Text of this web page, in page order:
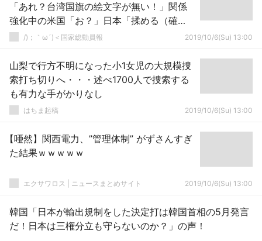
「あれ？台湾国旗の絵文字が無い！」関係
強化中の米国「お？」日本「揉める（確
信」→/)；｀ω´)＜国家総動員報 2019/10/6(Su) 13:00
山梨で行方不明になった小1女児の大規模捜
索打ち切りへ・・・述べ1700人で捜索する
も有力な手がかりなし
はちま起稿 2019/10/6(Su) 13:00
【唖然】関西電力、”管理体制” がずさんすぎ
た結果ｗｗｗｗｗ
エクサワロス | ニュースまとめサイト 2019/10/6(Su) 13:00
韓国「日本が輸出規制をした決定打は韓国首相の5月発言
だ！日本は三権分立も守らないのか？」の声！